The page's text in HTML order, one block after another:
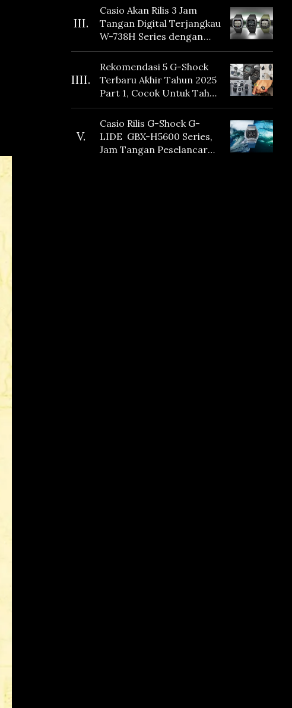
III.
Casio Akan Rilis 3 Jam
Tangan Digital Terjangkau
W-738H Series dengan
Masa Baterai 10 Tahun
dan Fitur Vibration
IIII.
Rekomendasi 5 G-Shock
Terbaru Akhir Tahun 2025
Part 1, Cocok Untuk Tahun
Baru!
V.
Casio Rilis G-Shock G-
LIDE GBX-H5600 Series,
Jam Tangan Peselancar